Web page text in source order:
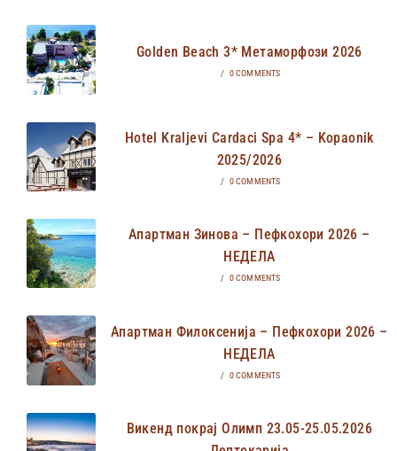
Golden Beach 3* Метаморфози 2026
/ 0 COMMENTS
Hotel Kraljevi Cardaci Spa 4* – Kopaonik
2025/2026
/ 0 COMMENTS
Апартман Зинова – Пефкохори 2026 –
НЕДЕЛА
/ 0 COMMENTS
Апартман Филоксенија – Пефкохори 2026 –
НЕДЕЛА
/ 0 COMMENTS
Викенд покрај Олимп 23.05-25.05.2026